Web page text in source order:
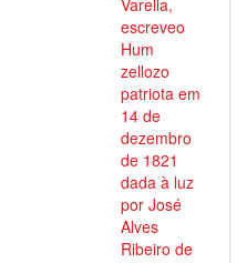
Varella,
escreveo
Hum
zellozo
patriota em
14 de
dezembro
de 1821
dada à luz
por José
Alves
Ribeiro de